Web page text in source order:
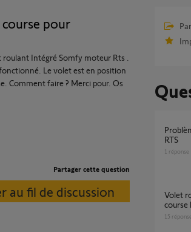
pour
Intégré Somfy moteur Rts .
Le volet est en position
Comment faire ? Merci pour. Os
Partager cette question
au fil de discussion
Problème de réinitialisation d'un volet solaire
RTS
1 réponse
Volet roulant RTS - Réglage manuel fin de
course
15